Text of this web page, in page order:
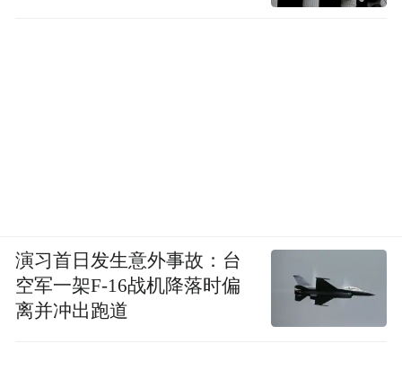
演习首日发生意外事故：台
空军一架F-16战机降落时偏
离并冲出跑道